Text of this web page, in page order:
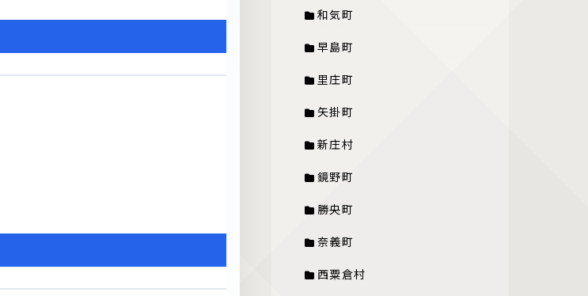
和気町
早島町
里庄町
矢掛町
新庄村
鏡野町
勝央町
奈義町
西粟倉村